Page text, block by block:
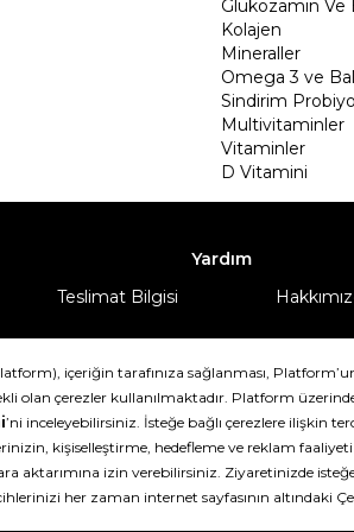
Glukozamin Ve
Kolajen
Mineraller
Omega 3 ve
Sindirim
Multivitaminler
Vitaminler
D Vitamini
Yardım
Teslimat Bilgisi
DeFactoFIT ©️ 2022-2026. Tüm hakları